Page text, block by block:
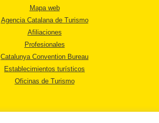
Mapa web
Agencia Catalana de Turismo
Afiliaciones
Profesionales
Catalunya Convention Bureau
Establecimientos turísticos
Oficinas de Turismo